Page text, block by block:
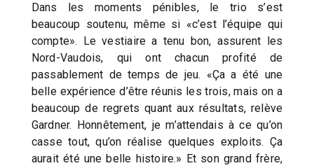
Dans les moments pénibles, le trio s’est
beaucoup soutenu, même si «c’est l’équipe qui
compte». Le vestiaire a tenu bon, assurent les
Nord-Vaudois, qui ont chacun profité de
passablement de temps de jeu. «Ça a été une
belle expérience d’être réunis les trois, mais on a
beaucoup de regrets quant aux résultats, relève
Gardner. Honnêtement, je m’attendais à ce qu’on
casse tout, qu’on réalise quelques exploits. Ça
aurait été une belle histoire.» Et son grand frère,